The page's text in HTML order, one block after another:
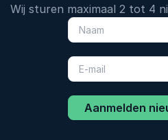
Wij sturen maximaal 2 tot 4
Aanmelden